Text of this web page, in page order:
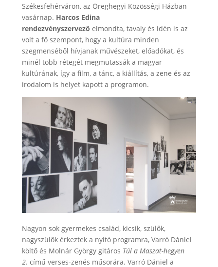
Székesfehérváron, az Öreghegyi Közösségi Házban
vasárnap. Harcos Edina
rendezvényszervező elmondta, tavaly és idén is az
volt a fő szempont, hogy a kultúra minden
szegmenséből hívjanak művészeket, előadókat, és
minél több rétegét megmutassák a magyar
kultúrának, így a film, a tánc, a kiállítás, a zene és az
irodalom is helyet kapott a programon.
Nagyon sok gyermekes család, kicsik, szülők,
nagyszülők érkeztek a nyitó programra, Varró Dániel
költő és Molnár György gitáros Túl a Maszat-hegyen
2. című verses-zenés műsorára. Varró Dániel a